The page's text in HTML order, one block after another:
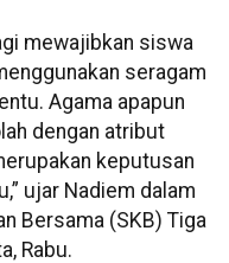
mewajibkan siswa
seragam
Agama apapun
dengan atribut
keputusan
ujar Nadiem dalam
Bersama (SKB) Tiga
Rabu.